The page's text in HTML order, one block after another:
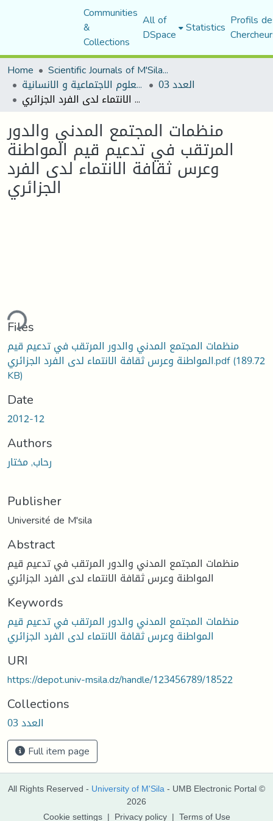
Communities
&
Collections
All of
DSpace Statistics Profils
Home
Scientific Journals of M'Sila University
مجلة العلوم الاجتماعية و الانسانية العدد 03
منظمات المجتمع المدني والدور المرتقب في تدعيم قيم المواطنة وعرس ثقافة الانتماء لدى الفرد الجزائري
منظمات المجتمع المدني والدور
المرتقب في تدعيم قيم المواطنة
وعرس ثقافة الانتماء لدى الفرد
الجزائري
Files
منظمات المجتمع المدني والدور المرتقب في تدعيم قيم
المواطنة وعرس ثقافة الانتماء لدى الفرد الجزائري.pdf(189.72
KB)
Date
2012-12
Authors
رحاب, مختار
Publisher
Université de M'sila
Abstract
منظمات المجتمع المدني والدور المرتقب في تدعيم قيم
المواطنة وعرس ثقافة الانتماء لدى الفرد الجزائري
Keywords
منظمات المجتمع المدني والدور المرتقب في تدعيم قيم
المواطنة وعرس ثقافة الانتماء لدى الفرد الجزائري
URI
https://depot.univ-msila.dz/handle/123456789/18522
Collections
العدد 03
Full item page
All Rights Reserved - University of M'Sila - UMB Electronic Portal ©
2026
Cookie settings | Privacy policy | Terms of Use